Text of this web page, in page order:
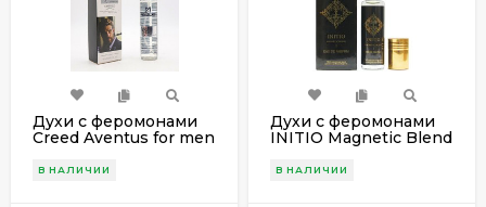
Духи с феромонами
Creed Aventus for men
В НАЛИЧИИ
Духи с феромонами
INITIO Magnetic Blend
(шариковые)
В НАЛИЧИИ